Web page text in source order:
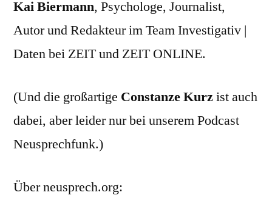
Kai Biermann, Psychologe, Journalist,
Autor und Redakteur im Team Investigativ |
Daten bei ZEIT und ZEIT ONLINE.
(Und die großartige Constanze Kurzist auch
dabei, aber leider nur bei unserem Podcast
Neusprechfunk.)
Über neusprech.org: